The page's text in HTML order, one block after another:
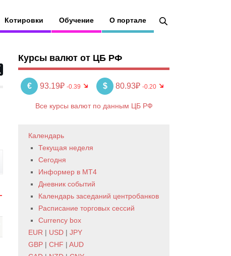
Котировки Обучение О портале
Курсы валют от ЦБ РФ
€ 93.19₽ -0.39 $ 80.93₽ -0.20
Все курсы валют по данным ЦБ РФ
Календарь
Текущая неделя
Сегодня
Информер в MT4
Дневник событий
Календарь заседаний центробанков
Расписание торговых сессий
Currency box
EUR | USD | JPY
GBP | CHF | AUD